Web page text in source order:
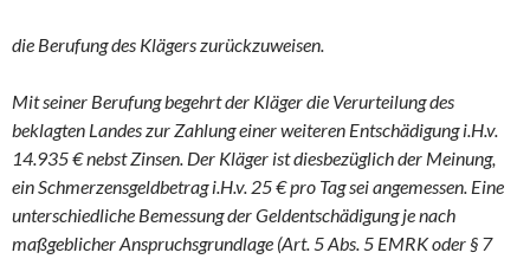
die Berufung des Klägers zurückzuweisen.
Mit seiner Berufung begehrt der Kläger die Verurteilung des
beklagten Landes zur Zahlung einer weiteren Entschädigung i.H.v.
14.935 € nebst Zinsen. Der Kläger ist diesbezüglich der Meinung,
ein Schmerzensgeldbetrag i.H.v. 25 € pro Tag sei angemessen. Eine
unterschiedliche Bemessung der Geldentschädigung je nach
maßgeblicher Anspruchsgrundlage (Art. 5 Abs. 5 EMRK oder § 7